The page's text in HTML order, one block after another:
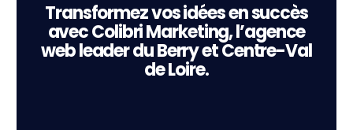
Transformez vos idées en succès
avec Colibri Marketing, l’agence
web leader du Berry et Centre-Val
de Loire.